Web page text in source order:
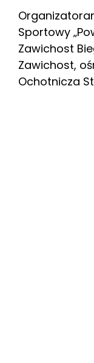
Sportowy
Zawichost
Zawichost,
Ochotnicza